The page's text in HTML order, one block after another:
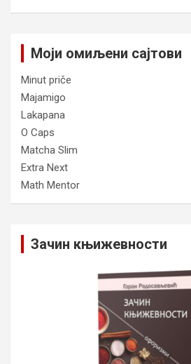
Моји омиљени сајтови
Minut priče
Majamigo
Lakapana
O Caps
Matcha Slim
Extra Next
Math Mentor
Зачин књижевности